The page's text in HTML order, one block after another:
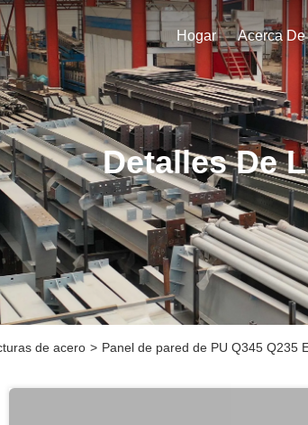
Hogar
Detalles De
de acero > Panel de pared de PU Q345 Q235